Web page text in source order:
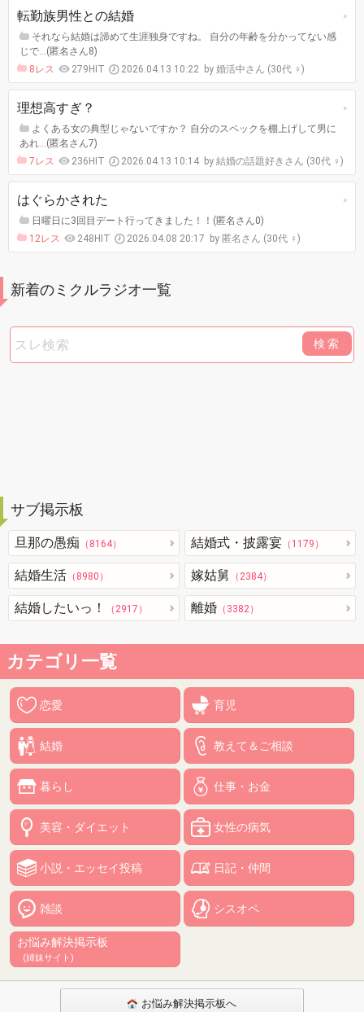
転勤族男性との結婚
それなら結婚は諦めて生涯独身ですね。 自分の年齢を分かってない感
じで…(匿名さん8)
8レス
279HIT 2026.04.13 10:22 婚活中さん (30代 ♀)
理想高すぎ？
よくある女の典型じゃないですか？ 自分のスペックを棚上げして男に
あれ…(匿名さん7)
7レス
236HIT 2026.04.13 10:14 結婚の話題好きさん (30代 ♀)
はぐらかされた
日曜日に3回目デート行ってきました！！(匿名さん0)
12レス
248HIT 2026.04.08 20:17 匿名さん (30代 ♀)
新着のミクルラジオ一覧
検索
サブ掲示板
旦那の愚痴 （8164） 結婚式・披露宴 （1179）
結婚生活 （8980） 嫁姑舅 （2384）
結婚したいっ！ （2917） 離婚 （3382）
カテゴリ一覧
恋愛 育児
結婚 教えて＆ご相談
暮らし 仕事・お金
美容・ダイエット 女性の病気
小説・エッセイ投稿 日記・仲間
雑談 シスオペ
お悩み解決掲示板
(姉妹サイト)
お悩み解決掲示板へ